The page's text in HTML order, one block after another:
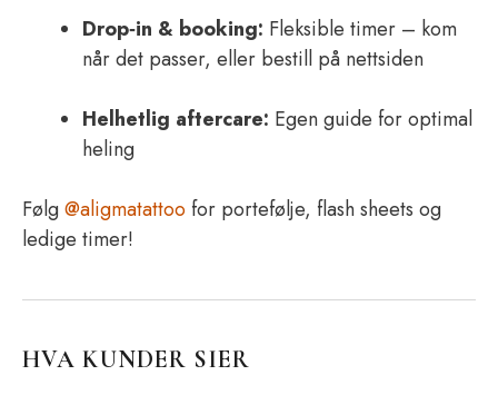
Drop‑in & booking: Fleksible timer – kom
når det passer, eller bestill på nettsiden
Helhetlig aftercare: Egen guide for optimal
heling
Følg@aligmatattoofor portefølje, flash sheets og
ledige timer!
HVA KUNDER SIER